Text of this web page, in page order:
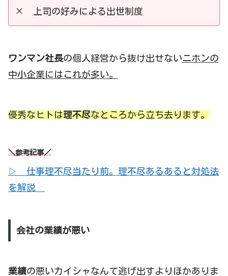
× 上司の好みによる出世制度
ワンマン社長の個人経営から抜け出せないニホンの
中小企業にはこれが多い。
優秀なヒトは理不尽なところから立ち去ります。
＼参考記事／
▷ 仕事理不尽当たり前。理不尽あるあると対処法
を解説
会社の業績が悪い
業績の悪いカイシャなんて逃げ出すよりほかありま